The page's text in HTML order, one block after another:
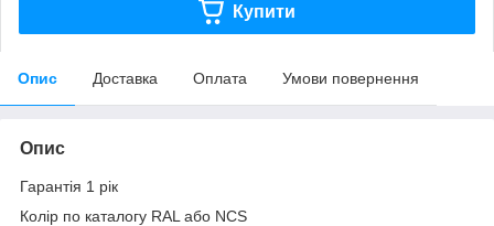
Купити
Опис Доставка Оплата Умови повернення
Опис
Гарантія 1 рік
Колір по каталогу RAL або NCS